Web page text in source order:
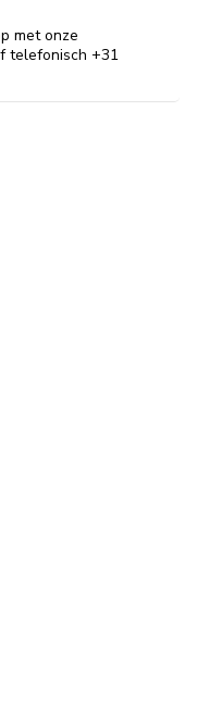
met onze
telefonisch +31